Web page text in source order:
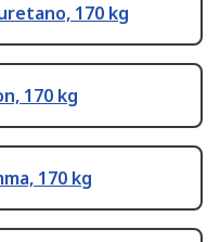
170 kg
170 kg
170 kg